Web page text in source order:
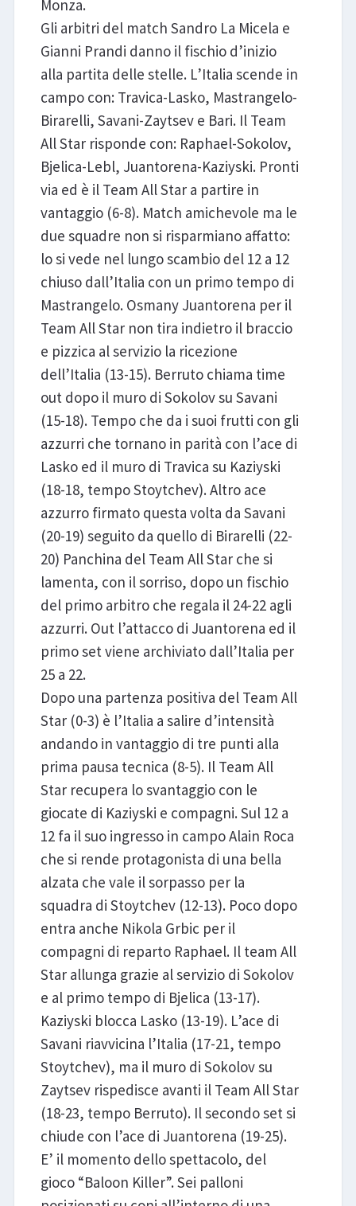
Monza.
Gli arbitri del match Sandro La Micela e
Gianni Prandi danno il fischio d’inizio
alla partita delle stelle. L’Italia scende in
campo con: Travica-Lasko, Mastrangelo-
Birarelli, Savani-Zaytsev e Bari. Il Team
All Star risponde con: Raphael-Sokolov,
Bjelica-Lebl, Juantorena-Kaziyski. Pronti
via ed è il Team All Star a partire in
vantaggio (6-8). Match amichevole ma le
due squadre non si risparmiano affatto:
lo si vede nel lungo scambio del 12 a 12
chiuso dall’Italia con un primo tempo di
Mastrangelo. Osmany Juantorena per il
Team All Star non tira indietro il braccio
e pizzica al servizio la ricezione
dell’Italia (13-15). Berruto chiama time
out dopo il muro di Sokolov su Savani
(15-18). Tempo che da i suoi frutti con gli
azzurri che tornano in parità con l’ace di
Lasko ed il muro di Travica su Kaziyski
(18-18, tempo Stoytchev). Altro ace
azzurro firmato questa volta da Savani
(20-19) seguito da quello di Birarelli (22-
20) Panchina del Team All Star che si
lamenta, con il sorriso, dopo un fischio
del primo arbitro che regala il 24-22 agli
azzurri. Out l’attacco di Juantorena ed il
primo set viene archiviato dall’Italia per
25 a 22.
Dopo una partenza positiva del Team All
Star (0-3) è l’Italia a salire d’intensità
andando in vantaggio di tre punti alla
prima pausa tecnica (8-5). Il Team All
Star recupera lo svantaggio con le
giocate di Kaziyski e compagni. Sul 12 a
12 fa il suo ingresso in campo Alain Roca
che si rende protagonista di una bella
alzata che vale il sorpasso per la
squadra di Stoytchev (12-13). Poco dopo
entra anche Nikola Grbic per il
compagni di reparto Raphael. Il team All
Star allunga grazie al servizio di Sokolov
e al primo tempo di Bjelica (13-17).
Kaziyski blocca Lasko (13-19). L’ace di
Savani riavvicina l’Italia (17-21, tempo
Stoytchev), ma il muro di Sokolov su
Zaytsev rispedisce avanti il Team All Star
(18-23, tempo Berruto). Il secondo set si
chiude con l’ace di Juantorena (19-25).
E’ il momento dello spettacolo, del
gioco “Baloon Killer”. Sei palloni